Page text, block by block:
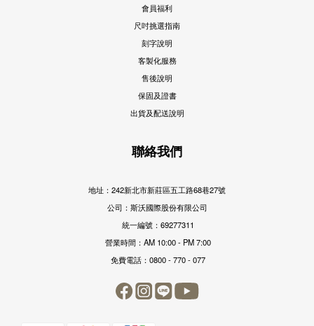
會員福利
尺吋挑選指南
刻字說明
客製化服務
售後說明
保固及證書
出貨及配送說明
聯絡我們
地址：242新北市新莊區五工路68巷27號
公司：斯沃國際股份有限公司
統一編號：69277311
營業時間：AM 10:00 - PM 7:00
免費電話：0800 - 770 - 077